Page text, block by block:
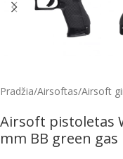
Pradžia/Airsoftas/Airsoft
Airsoft pistoletas
mm BB green gas